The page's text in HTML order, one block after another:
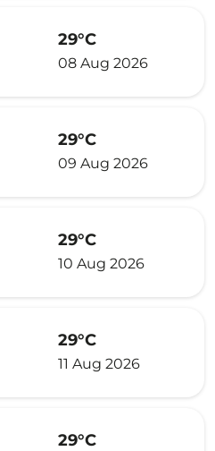
29°C
08 Aug 2026
29°C
09 Aug 2026
29°C
10 Aug 2026
29°C
11 Aug 2026
29°C